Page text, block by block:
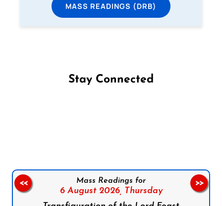
MASS READINGS (DRB)
Stay Connected
Mass Readings for
6 August 2026,
Thursday
<< >>